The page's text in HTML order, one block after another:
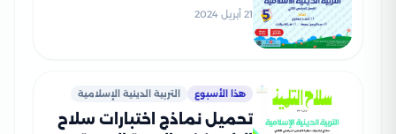
الخامس الابتدائي الترم الثاني
21 أبريل 2024
هذا الأسبوع التربية الدينية الإسلامية
تحميل نماذج اختبارات سلاح